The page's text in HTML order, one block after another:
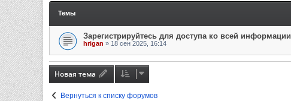
Темы
Зарегистрируйтесь для доступа ко всей информации
hrigan » 18 сен 2025, 16:14
Новая тема
Вернуться к списку форумов